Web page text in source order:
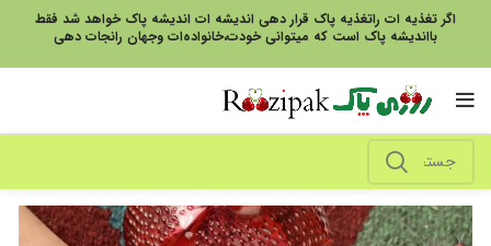
اگر تغذیه ات راتغذیه پاک قرار دهی اندیشه ات اندیشه پاک خواهد شد فقط
بااندیشه پاک است که میتوانی خودت،خانواده‌ات وجهان رانجات دهی